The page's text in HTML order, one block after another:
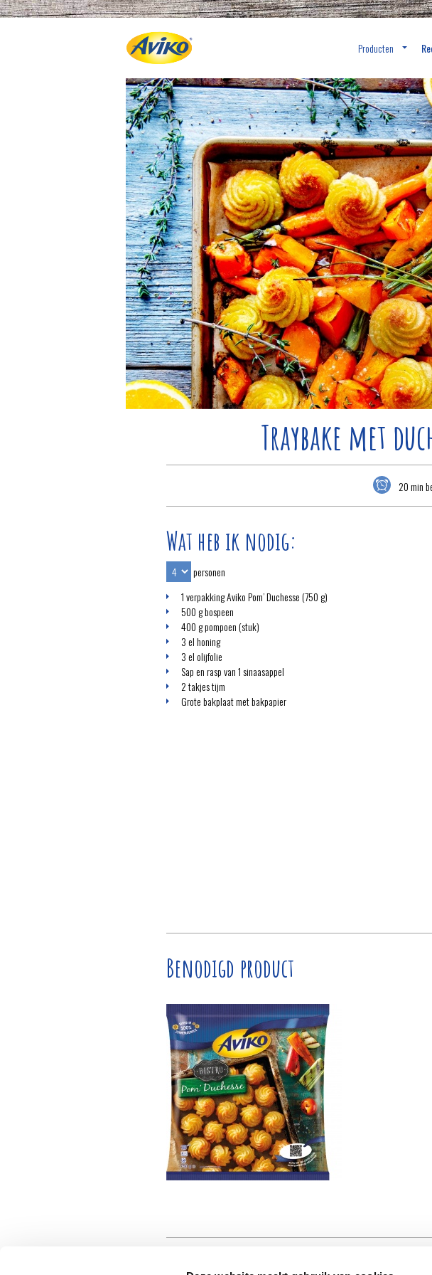
Producten
Traybake met
20 min
Wat heb ik nodig:
personen
1 verpakking Aviko Pom’ Duchesse (750 g)
500 g bospeen
400 g pompoen (stuk)
3 el honing
3 el olijfolie
Sap en rasp van 1 sinaasappel
2 takjes tijm
Grote bakplaat met bakpapier
Benodigd product